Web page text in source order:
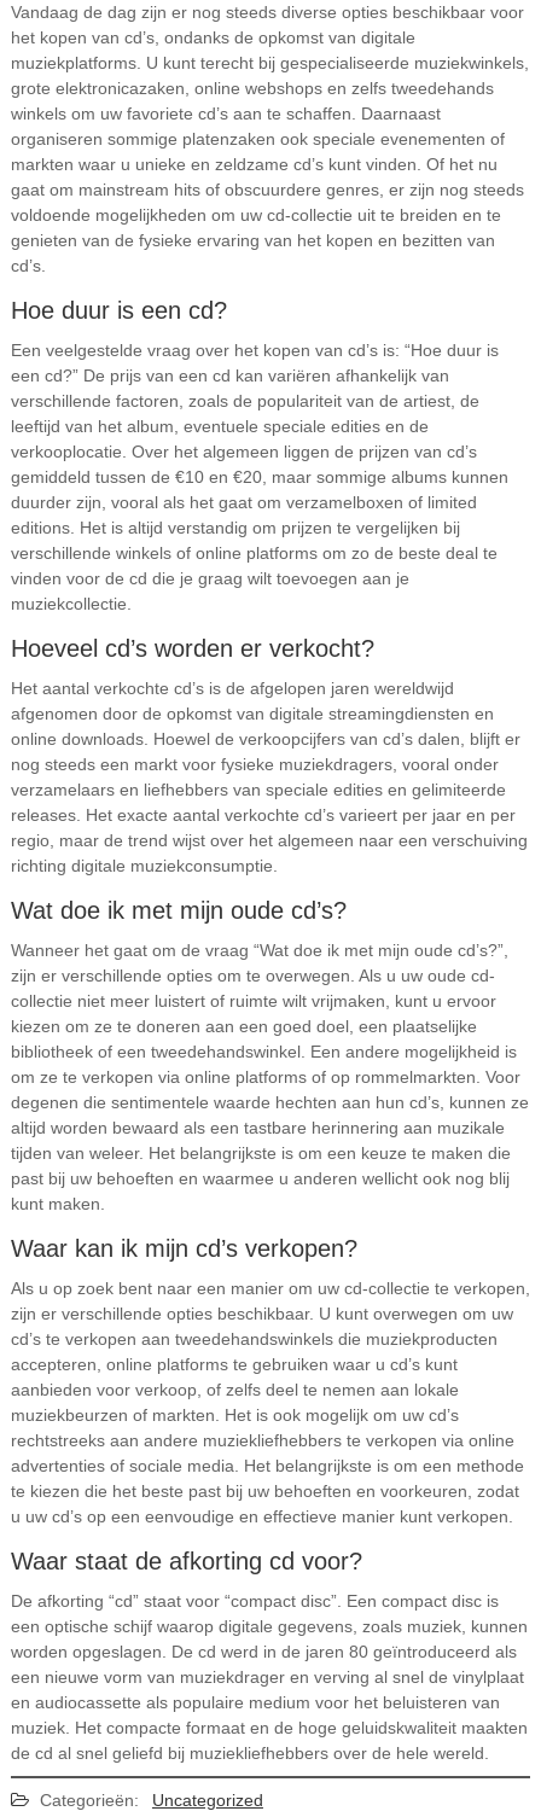
Vandaag de dag zijn er nog steeds diverse opties beschikbaar voor
het kopen van cd’s, ondanks de opkomst van digitale
muziekplatforms. U kunt terecht bij gespecialiseerde muziekwinkels,
grote elektronicazaken, online webshops en zelfs tweedehands
winkels om uw favoriete cd’s aan te schaffen. Daarnaast
organiseren sommige platenzaken ook speciale evenementen of
markten waar u unieke en zeldzame cd’s kunt vinden. Of het nu
gaat om mainstream hits of obscuurdere genres, er zijn nog steeds
voldoende mogelijkheden om uw cd-collectie uit te breiden en te
genieten van de fysieke ervaring van het kopen en bezitten van
cd’s.
Hoe duur is een cd?
Een veelgestelde vraag over het kopen van cd’s is: “Hoe duur is
een cd?” De prijs van een cd kan variëren afhankelijk van
verschillende factoren, zoals de populariteit van de artiest, de
leeftijd van het album, eventuele speciale edities en de
verkooplocatie. Over het algemeen liggen de prijzen van cd’s
gemiddeld tussen de €10 en €20, maar sommige albums kunnen
duurder zijn, vooral als het gaat om verzamelboxen of limited
editions. Het is altijd verstandig om prijzen te vergelijken bij
verschillende winkels of online platforms om zo de beste deal te
vinden voor de cd die je graag wilt toevoegen aan je
muziekcollectie.
Hoeveel cd’s worden er verkocht?
Het aantal verkochte cd’s is de afgelopen jaren wereldwijd
afgenomen door de opkomst van digitale streamingdiensten en
online downloads. Hoewel de verkoopcijfers van cd’s dalen, blijft er
nog steeds een markt voor fysieke muziekdragers, vooral onder
verzamelaars en liefhebbers van speciale edities en gelimiteerde
releases. Het exacte aantal verkochte cd’s varieert per jaar en per
regio, maar de trend wijst over het algemeen naar een verschuiving
richting digitale muziekconsumptie.
Wat doe ik met mijn oude cd’s?
Wanneer het gaat om de vraag “Wat doe ik met mijn oude cd’s?”,
zijn er verschillende opties om te overwegen. Als u uw oude cd-
collectie niet meer luistert of ruimte wilt vrijmaken, kunt u ervoor
kiezen om ze te doneren aan een goed doel, een plaatselijke
bibliotheek of een tweedehandswinkel. Een andere mogelijkheid is
om ze te verkopen via online platforms of op rommelmarkten. Voor
degenen die sentimentele waarde hechten aan hun cd’s, kunnen ze
altijd worden bewaard als een tastbare herinnering aan muzikale
tijden van weleer. Het belangrijkste is om een keuze te maken die
past bij uw behoeften en waarmee u anderen wellicht ook nog blij
kunt maken.
Waar kan ik mijn cd’s verkopen?
Als u op zoek bent naar een manier om uw cd-collectie te verkopen,
zijn er verschillende opties beschikbaar. U kunt overwegen om uw
cd’s te verkopen aan tweedehandswinkels die muziekproducten
accepteren, online platforms te gebruiken waar u cd’s kunt
aanbieden voor verkoop, of zelfs deel te nemen aan lokale
muziekbeurzen of markten. Het is ook mogelijk om uw cd’s
rechtstreeks aan andere muziekliefhebbers te verkopen via online
advertenties of sociale media. Het belangrijkste is om een methode
te kiezen die het beste past bij uw behoeften en voorkeuren, zodat
u uw cd’s op een eenvoudige en effectieve manier kunt verkopen.
Waar staat de afkorting cd voor?
De afkorting “cd” staat voor “compact disc”. Een compact disc is
een optische schijf waarop digitale gegevens, zoals muziek, kunnen
worden opgeslagen. De cd werd in de jaren 80 geïntroduceerd als
een nieuwe vorm van muziekdrager en verving al snel de vinylplaat
en audiocassette als populaire medium voor het beluisteren van
muziek. Het compacte formaat en de hoge geluidskwaliteit maakten
de cd al snel geliefd bij muziekliefhebbers over de hele wereld.
Categorieën: Uncategorized